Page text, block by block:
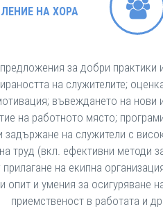
НА ХОРА
за добри практики
на служителите;
въвеждането на нови
на работното място;
задържане на служители с
труд (вкл. ефективни методи
на екипна
опит и умения за осигуряване
приемственост в работата и